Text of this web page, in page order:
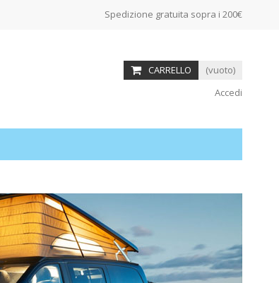
Spedizione gratuita sopra i 200€
CARRELLO
(vuoto)
Accedi